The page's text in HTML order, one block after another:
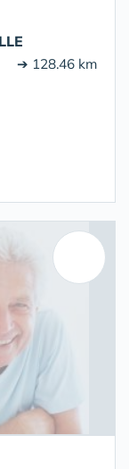
➔ 128.46 km